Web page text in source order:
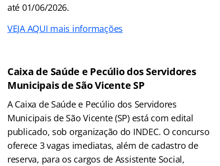
até 01/06/2026.
VEJA AQUI mais informações
Caixa de Saúde e Pecúlio dos Servidores
Municipais de São Vicente SP
A Caixa de Saúde e Pecúlio dos Servidores
Municipais de São Vicente (SP) está com edital
publicado, sob organização do INDEC. O concurso
oferece 3 vagas imediatas, além de cadastro de
reserva, para os cargos de Assistente Social,